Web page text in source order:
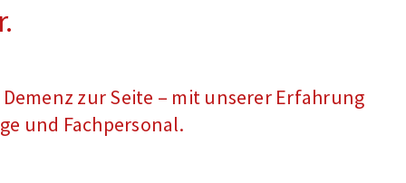
zur Seite – mit unserer Erfahrung
und Fachpersonal.